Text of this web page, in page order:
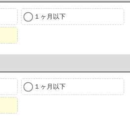
１ヶ月以下
１ヶ月以下